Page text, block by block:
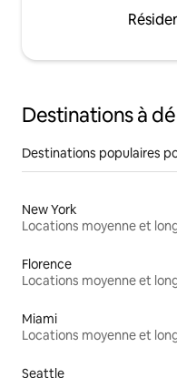
Destinations à
Destinations populaires
New York
Florence
Miami
Seattle